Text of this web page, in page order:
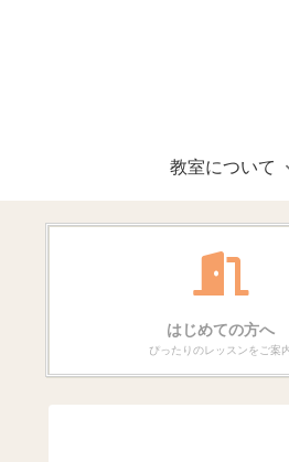
教室について
はじめての方へ
ぴったりのレッスンをご案